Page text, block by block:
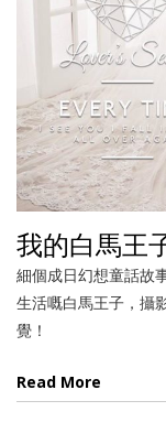
我的白馬王
細個成日幻想童話故
生活嘅白馬王子，攝
覺！
Read More